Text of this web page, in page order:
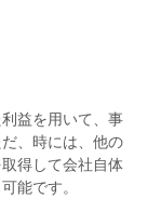
益を用いて、事
、時には、他の
得して会社自体
能です。